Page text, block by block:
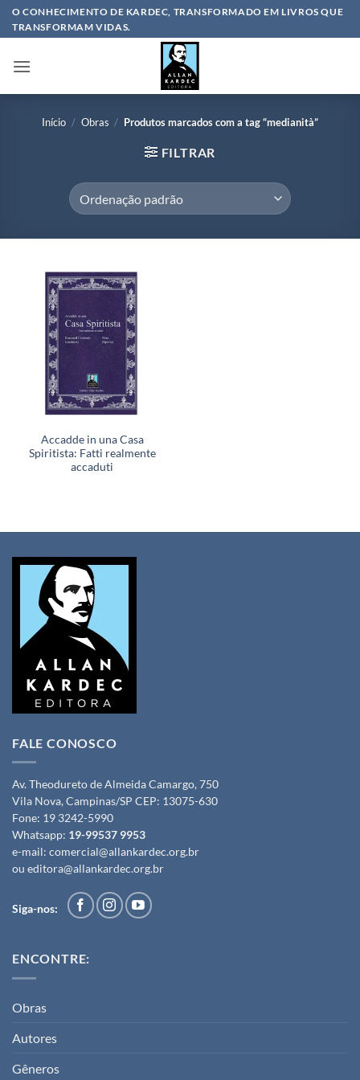
SkipO CONHECIMENTO DE KARDEC, TRANSFORMADO EM LIVROS QUE
TRANSFORMAM VIDAS.
Início / Obras / Produtos marcados com a tag “medianità”
FILTRAR
Accadde in una Casa
Spiritista: Fatti realmente
accaduti
FALE CONOSCO
Av. Theodureto de Almeida Camargo, 750
Vila Nova, Campinas/SP CEP: 13075-630
Fone: 19 3242-5990
Whatsapp: 19-99537 9953
e-mail: comercial@allankardec.org.br
ou editora@allankardec.org.br
Siga-nos:
ENCONTRE:
Obras
Autores
Gêneros